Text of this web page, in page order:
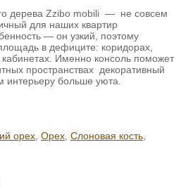
дерева Zzibo mobili — не совсем
для наших квартир
— он узкий, поэтому
в дефиците: коридорах,
Именно консоль поможет
пространствах декоративный
интерьеру больше уюта.
орех, Орех, Слоновая кость,